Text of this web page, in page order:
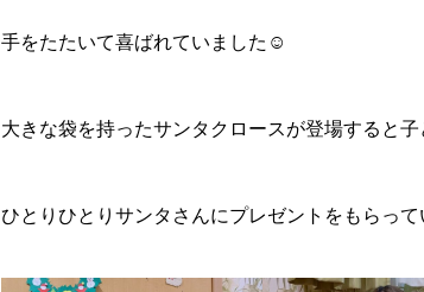
手をたたいて喜ばれていました☺️
大きな袋を持ったサンタクロースが登場すると
ひとりひとりサンタさんにプレゼントをもらって